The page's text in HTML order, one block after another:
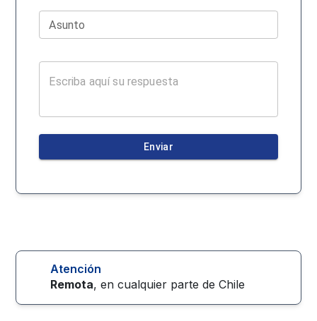
Asunto
Enviar
Atención
Remota, en cualquier parte deChile